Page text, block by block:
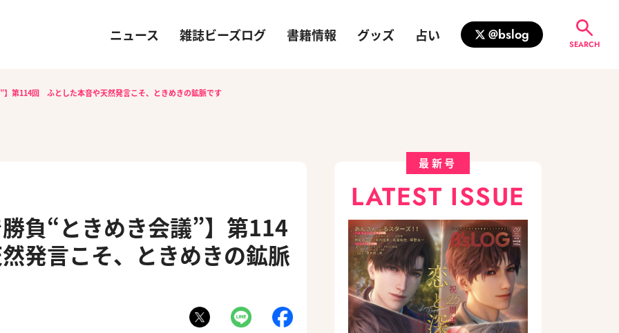
ニュース 雑誌ビーズログ 書籍情報 グッズ 占い @bslog
SEARCH
】第114回 ふとした本音や天然発言こそ、ときめきの鉱脈です
負“ときめき会議”】第114
発言こそ、ときめきの鉱脈
最新号
LATEST ISSUE